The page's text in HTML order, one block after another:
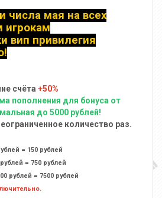
числа мая на всех
игрокам
вип привилегия
счёта +50%
пополнения для бонуса от
до 5000 рублей!
количество раз.
= 150 рублей
= 750 рублей
рублей = 7500 рублей